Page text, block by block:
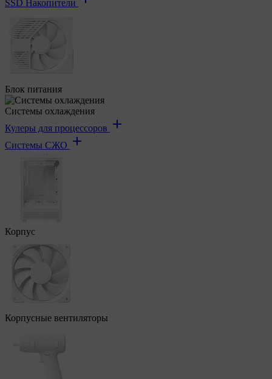
SSD Накопители
Блок питания
Системы охлаждения
Кулеры для процессоров
Системы СЖО
Корпус
Корпусные вентиляторы